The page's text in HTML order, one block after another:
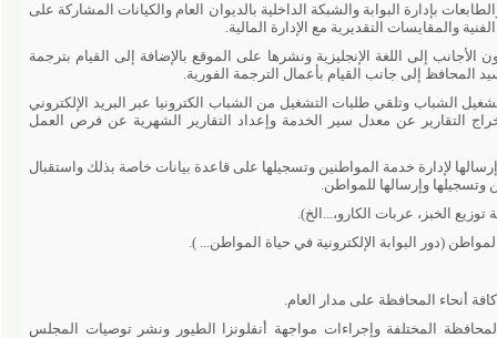
البوابة والشبكة الداخلية بالديوان العام والكيانات المشاركة على
التقديرية مع الإدارة المالية.
إلى اللغة الإنجليزية ونشرها على الموقع بالإضافة إلى القيام بترجمة
إلى جانب القيام بأعمال الترجمة الفورية.
وتلقي طلبات التشغيل من الشباب الكترونيا عبر البريد الإلكتروني
التقارير عن معدل سير الخدمة وإعداد التقارير الشهرية عن فرص العمل
لإدارة خدمة المواطنين وتسجيلها على قاعدة بيانات خاصة بذلك واستقبال
وإرسالها للمواطن.
عربات الكارو،...الخ).
البوابة الإلكترونية في حياة المواطن... ).
المحافظة على مدار العام.
المختلفة وإجراءات مواجهة أنفلونزا الطيور ونشر توصيات المجلس